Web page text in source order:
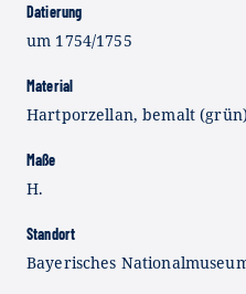
Datierung
um 1754/1755
Material
Hartporzellan, bemalt
Maße
H.
Standort
Bayerisches